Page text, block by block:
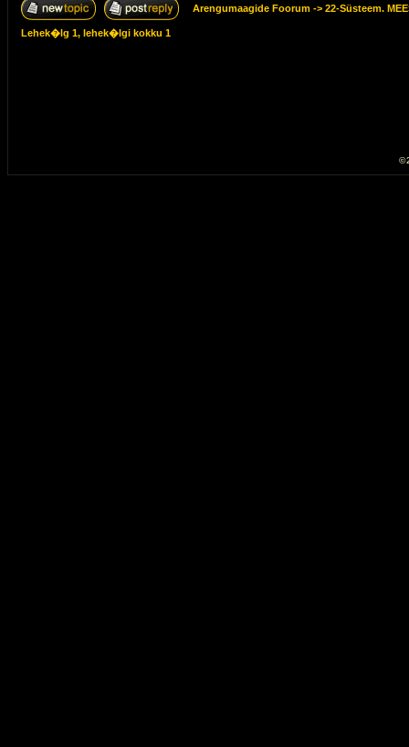
Arengumaagide Foorum -> 22-Süsteem.
Lehek�lg 1, lehek�lgi kokku 1
©